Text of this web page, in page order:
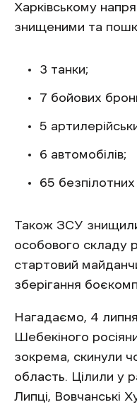
Харківському
знищеними та
3 танки;
7 бойових
5
6 автомобілів;
65 безпілотних
Також ЗСУ
особового складу
стартовий
зберігання
Нагадаємо, 4
Шебекіного
зокрема, скинули
область. Цілили у
Липці, Вовчанські